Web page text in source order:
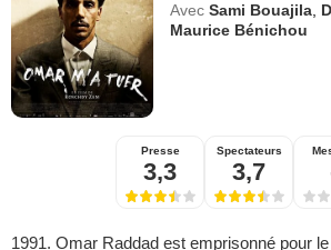
Avec Sami Bouajila,
Maurice Bénichou
Presse
3,3
Spectateurs
3,7
1991. Omar Raddad est emprisonné pour